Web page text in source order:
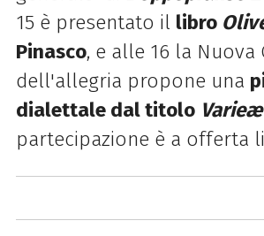
15 è presentato il libro
Pinasco, e alle 16 la Nuova
dell'allegria propone una
dialettale dal titolo
partecipazione è a offerta